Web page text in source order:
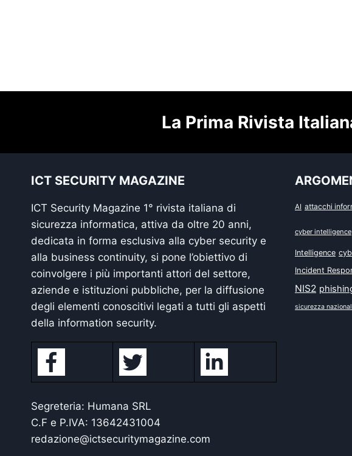
La Prima Rivista
ICT SECURITY MAGAZINE
ICT Security Magazine 1° rivista italiana di
sicurezza informatica, attiva da oltre 20 anni,
dedicata in forma esclusiva alla cyber security e
alla business continuity, si pone l’obiettivo di
coinvolgere i più importanti attori del settore,
aziende e istituzioni pubbliche, per la diffusione
degli elementi conoscitivi legati a tutti gli aspetti
della information security.
Segreteria: Humana SRL
C.F e P.IVA: 13642431004
redazione@ictsecuritymagazine.com
AI attacchi
cyber intelligence
Intelligence
Incident
NIS2
sicurezza